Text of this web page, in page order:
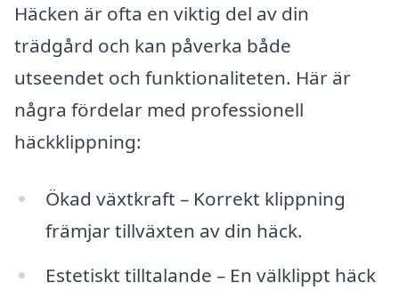
Häcken är ofta en viktig del av din
trädgård och kan påverka både
utseendet och funktionaliteten. Här är
några fördelar med professionell
häckklippning:
Ökad växtkraft – Korrekt klippning
främjar tillväxten av din häck.
Estetiskt tilltalande – En välklippt häck